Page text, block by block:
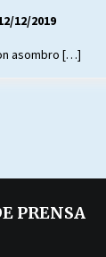
12/2019
asombro […]
PRENSA